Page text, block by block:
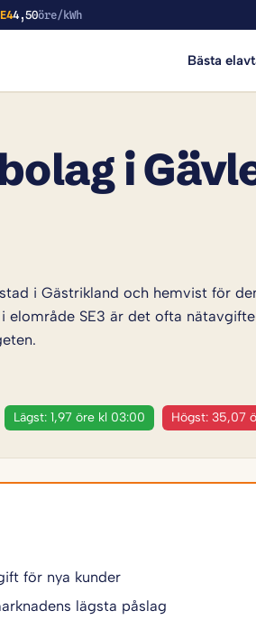
4,50öre/kWh
Bästa
i
i Gästrikland och hemvist för
elområde SE3 är det ofta
Lägst: 1,97 öre kl 03:00 Högst: 35,07
för nya kunder
lägsta påslag